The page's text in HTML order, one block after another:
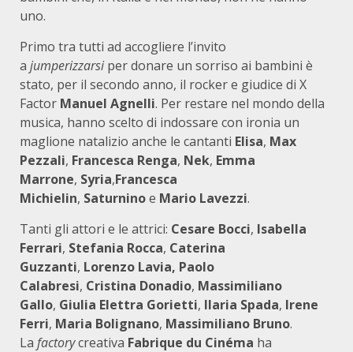
uno.
Primo tra tutti ad accogliere l’invito
a jumperizzarsi per donare un sorriso ai bambini è
stato, per il secondo anno, il rocker e giudice di X
Factor Manuel Agnelli. Per restare nel mondo della
musica, hanno scelto di indossare con ironia un
maglione natalizio anche le cantanti Elisa, Max
Pezzali, Francesca Renga, Nek, Emma
Marrone, Syria,Francesca
Michielin, Saturninoe Mario Lavezzi.
Tanti gli attori e le attrici: Cesare Bocci, Isabella
Ferrari, Stefania Rocca, Caterina
Guzzanti, Lorenzo Lavia, Paolo
Calabresi, Cristina Donadio, Massimiliano
Gallo, Giulia Elettra Gorietti, Ilaria Spada, Irene
Ferri, Maria Bolignano, Massimiliano Bruno.
La factorycreativa Fabrique du Cinéma ha